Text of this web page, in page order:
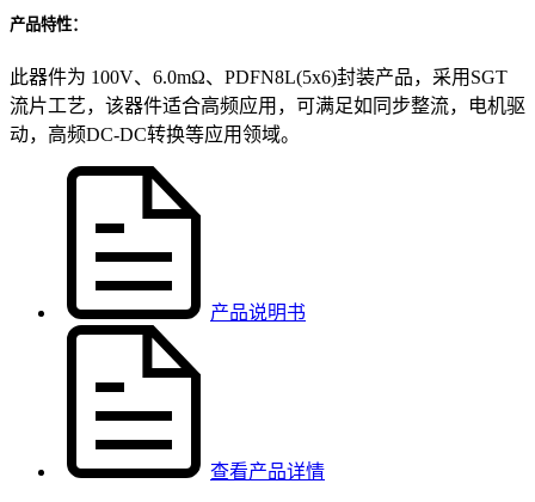
产品特性：
此器件为 100V、6.0mΩ、PDFN8L(5x6)封装产品，采用SGT
流片工艺，该器件适合高频应用，可满足如同步整流，电机驱
动，高频DC-DC转换等应用领域。
产品说明书
查看产品详情